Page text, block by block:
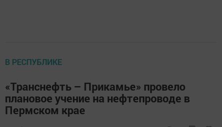
В РЕСПУБЛИКЕ
«Транснефть – Прикамье» провело
плановое учение на нефтепроводе в
Пермском крае